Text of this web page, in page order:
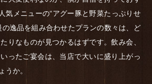
気メニューの“アグー豚と野菜たっぷりせ
の逸品を組み合わせたプランの数々は、ど
りなものが見つかるはずです。飲み会、
ったご宴会は、当店で大いに盛り上がっ
うか。